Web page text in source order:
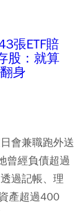
張ETF賠
股：就算
身
會兼職跑外送
曾經負債超過
過記帳、理
產超過400